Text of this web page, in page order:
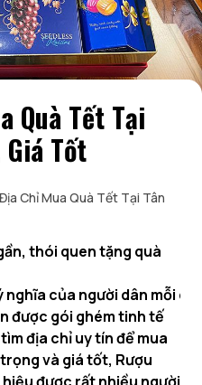
Quà Tết Tại
Tốt
Chỉ Mua Quà Tết Tại Tân
thói quen tặng quà
của người dân mỗi
được gói ghém tinh tế
địa chỉ uy tín để mua
và giá tốt, Rượu